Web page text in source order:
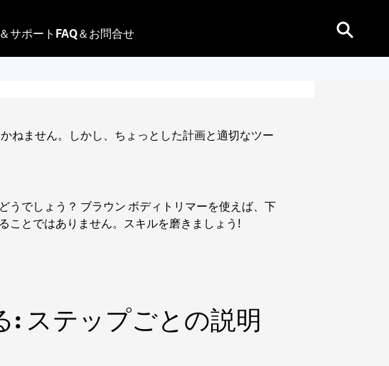
サポート FAQ＆お問合せ
ねません。しかし、ちょっとした計画と適切なツー
うでしょう？ ブラウン ボディトリマーを使えば、下
ことではありません。スキルを磨きましょう!
: ステップごとの説明